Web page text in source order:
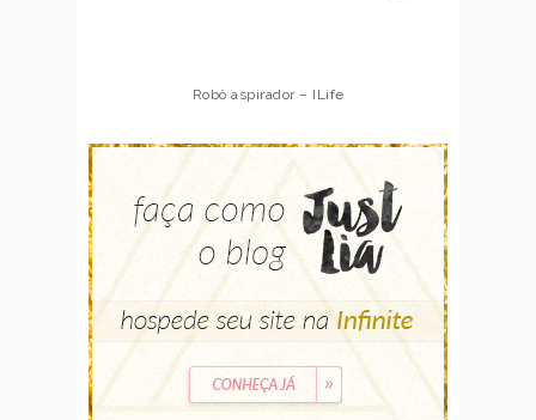
Robô aspirador – Multilaser